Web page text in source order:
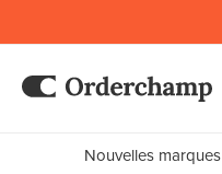
Nouvelles marques